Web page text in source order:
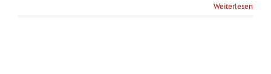
Weiterlesen